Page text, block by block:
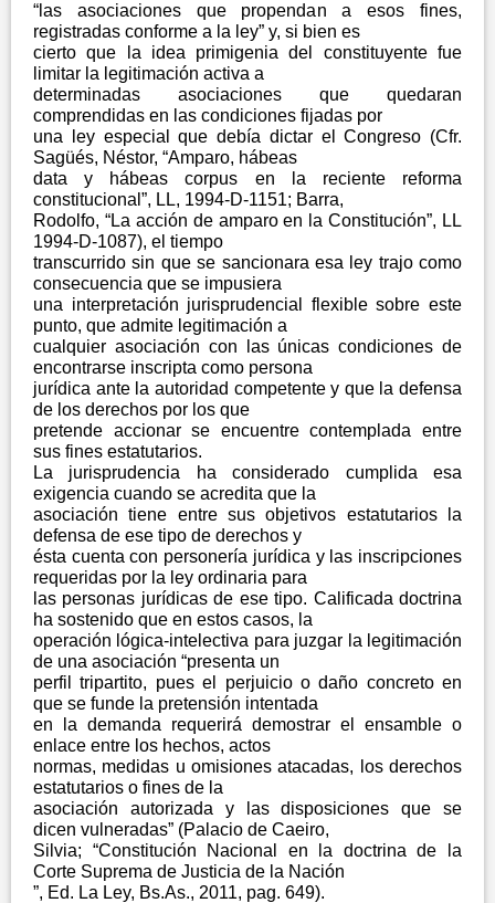
“las asociaciones que propendan a esos fines,
registradas conforme a la ley” y, si bien es
cierto que la idea primigenia del constituyente fue
limitar la legitimación activa a
determinadas asociaciones que quedaran
comprendidas en las condiciones fijadas por
una ley especial que debía dictar el Congreso (Cfr.
Sagüés, Néstor, “Amparo, hábeas
data y hábeas corpus en la reciente reforma
constitucional”, LL, 1994-D-1151; Barra,
Rodolfo, “La acción de amparo en la Constitución”, LL
1994-D-1087), el tiempo
transcurrido sin que se sancionara esa ley trajo como
consecuencia que se impusiera
una interpretación jurisprudencial flexible sobre este
punto, que admite legitimación a
cualquier asociación con las únicas condiciones de
encontrarse inscripta como persona
jurídica ante la autoridad competente y que la defensa
de los derechos por los que
pretende accionar se encuentre contemplada entre
sus fines estatutarios.
La jurisprudencia ha considerado cumplida esa
exigencia cuando se acredita que la
asociación tiene entre sus objetivos estatutarios la
defensa de ese tipo de derechos y
ésta cuenta con personería jurídica y las inscripciones
requeridas por la ley ordinaria para
las personas jurídicas de ese tipo. Calificada doctrina
ha sostenido que en estos casos, la
operación lógica-intelectiva para juzgar la legitimación
de una asociación “presenta un
perfil tripartito, pues el perjuicio o daño concreto en
que se funde la pretensión intentada
en la demanda requerirá demostrar el ensamble o
enlace entre los hechos, actos
normas, medidas u omisiones atacadas, los derechos
estatutarios o fines de la
asociación autorizada y las disposiciones que se
dicen vulneradas” (Palacio de Caeiro,
Silvia; “Constitución Nacional en la doctrina de la
Corte Suprema de Justicia de la Nación
”, Ed. La Ley, Bs.As., 2011, pag. 649).